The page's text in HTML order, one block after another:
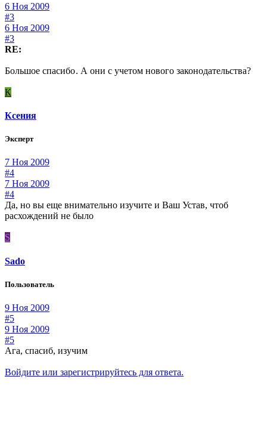
6 Ноя 2009
#3
6 Ноя 2009
#3
RE:
Большое спасибо. А они с учетом нового законодательства?
К
Ксения
Эксперт
7 Ноя 2009
#4
7 Ноя 2009
#4
Да, но вы еще внимательно изучите и Ваш Устав, чтоб
расхождений не было
S
Sado
Пользователь
9 Ноя 2009
#5
9 Ноя 2009
#5
Ага, спасиб, изучим
Войдите или зарегистрируйтесь для ответа.